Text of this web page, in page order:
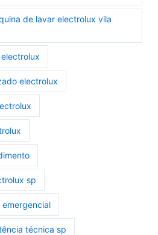
de lavar electrolux vila
electrolux
sp
técnica sp